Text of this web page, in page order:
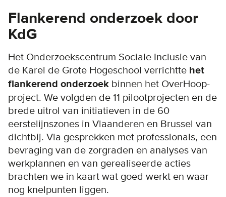
Flankerend onderzoek door
KdG
Het Onderzoekscentrum Sociale Inclusie van
de Karel de Grote Hogeschool verrichtte het
flankerend onderzoek binnen het OverHoop-
project. We volgden de 11 pilootprojecten en de
brede uitrol van initiatieven in de 60
eerstelijnszones in Vlaanderen en Brussel van
dichtbij. Via gesprekken met professionals, een
bevraging van de zorgraden en analyses van
werkplannen en van gerealiseerde acties
brachten we in kaart wat goed werkt en waar
nog knelpunten liggen.